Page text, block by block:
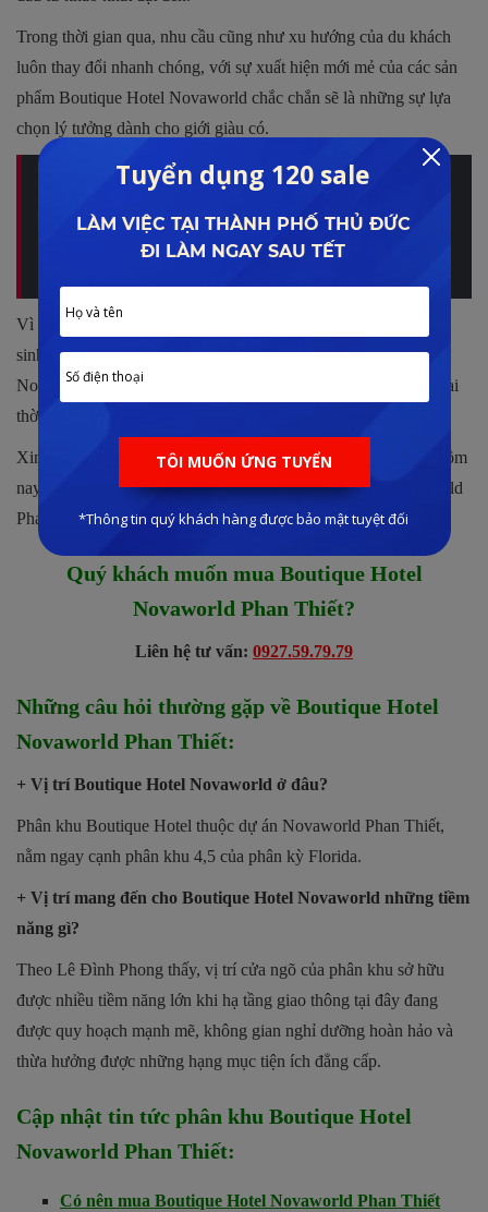
Trong thời gian qua, nhu cầu cũng như xu hướng của du khách
luôn thay đổi nhanh chóng, với sự xuất hiện mới mẻ của các sản
phẩm Boutique Hotel Novaworld chắc chắn sẽ là những sự lựa
chọn lý tưởng dành cho giới giàu có.
Quý khách muốn đầu tư Boutique Hotel tại Phan Thiết?
Quý khách quan tâm đến dòng sản phẩm này có thể tham
BOUTIQUE HOTEL NOVAWORLD
Vì thế nếu quý khách hàng đang tìm kiếm cho mình một kênh
sinh lời hấp dẫn tại thị trường Phan Thiết, Boutique Hotel
Novaworld là sản phẩm mà Lê Đình Phong đánh giá khá cao tại
thời điểm hiện nay, do đó đừng nên bỏ qua phân khu này nhé!
Xin cảm ơn sự đồng hành của quý khách hàng trong bài viết hôm
nay của Lê Đình Phong về phân khu Boutique Hotel Novaworld
Phan Thiết.
Quý khách muốn mua Boutique Hotel
Novaworld Phan Thiết?
Liên hệ tư vấn: 0927.59.79.79
Những câu hỏi thường gặp về Boutique Hotel
Novaworld Phan Thiết:
+ Vị trí Boutique Hotel Novaworld ở đâu?
Phân khu Boutique Hotel thuộc dự án Novaworld Phan Thiết,
nằm ngay cạnh phân khu 4,5 của phân kỳ Florida.
+ Vị trí mang đến cho Boutique Hotel Novaworld những tiềm
năng gì?
Theo Lê Đình Phong thấy, vị trí cửa ngõ của phân khu sở hữu
được nhiều tiềm năng lớn khi hạ tầng giao thông tại đây đang
được quy hoạch mạnh mẽ, không gian nghỉ dưỡng hoàn hảo và
thừa hưởng được những hạng mục tiện ích đẳng cấp.
Cập nhật tin tức phân khu Boutique Hotel
Novaworld Phan Thiết:
Có nên mua Boutique Hotel Novaworld Phan Thiết